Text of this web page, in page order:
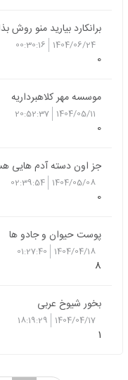
برانکارد بیارید منو
1404/06/24
00:30:16
0
موسسه مهر کلاهبرداریه
1404/05/11
20:52:37
0
جز اون دسته آدم هایی
1404/05/08
02:39:54
0
پوست حیوان و جادو ها
1404/04/18
01:27:40
8
بخور شیوخ عربی
1404/04/17
18:19:29
1